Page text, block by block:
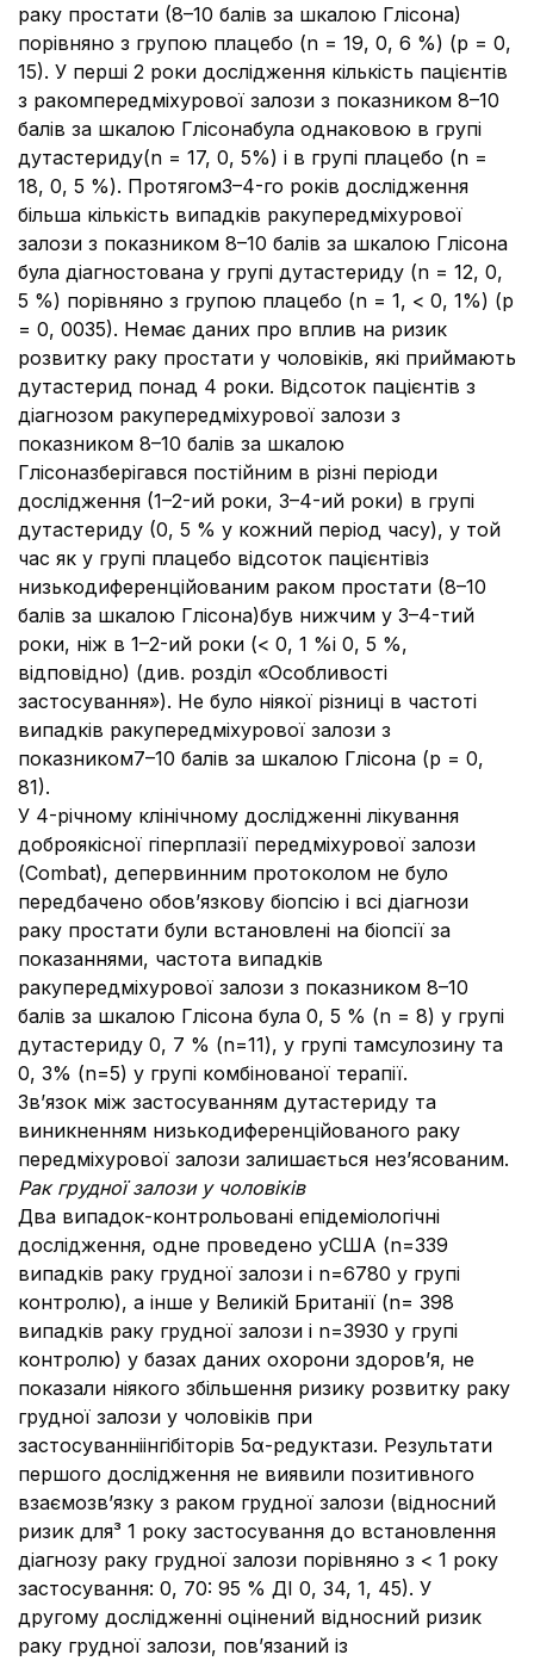
раку простати (8–10 балів за шкалою Глісона)
порівняно з групою плацебо (n = 19, 0, 6 %) (р = 0,
15). У перші 2 роки дослідження кількість пацієнтів
з ракомпередміхурової залози з показником 8–10
балів за шкалою Глісонабула однаковою в групі
дутастериду(n = 17, 0, 5%) і в групі плацебо (n =
18, 0, 5 %). Протягом3–4-го років дослідження
більша кількість випадків ракупередміхурової
залози з показником 8–10 балів за шкалою Глісона
була діагностована у групі дутастериду (n = 12, 0,
5 %) порівняно з групою плацебо (n = 1, < 0, 1%) (р
= 0, 0035). Немає даних про вплив на ризик
розвитку раку простати у чоловіків, які приймають
дутастерид понад 4 роки. Відсоток пацієнтів з
діагнозом ракупередміхурової залози з
показником 8–10 балів за шкалою
Глісоназберігався постійним в різні періоди
дослідження (1–2-ий роки, 3–4-ий роки) в групі
дутастериду (0, 5 % у кожний період часу), у той
час як у групі плацебо відсоток пацієнтівіз
низькодиференційованим раком простати (8–10
балів за шкалою Глісона)був нижчим у 3–4-тий
роки, ніж в 1–2-ий роки (< 0, 1 %і 0, 5 %,
відповідно) (див. розділ «Особливості
застосування»). Не було ніякої різниці в частоті
випадків ракупередміхурової залози з
показником7–10 балів за шкалою Глісона (р = 0,
81).
У 4-річному клінічному дослідженні лікування
доброякісної гіперплазії передміхурової залози
(Combat), депервинним протоколом не було
передбачено обов’язкову біопсію і всі діагнози
раку простати були встановлені на біопсії за
показаннями, частота випадків
ракупередміхурової залози з показником 8–10
балів за шкалою Глісона була 0, 5 % (n = 8) у групі
дутастериду 0, 7 % (n=11), у групі тамсулозину та
0, 3% (n=5) у групі комбінованої терапії.
Зв’язок між застосуванням дутастериду та
виникненням низькодиференційованого раку
передміхурової залози залишається нез’ясованим.
Рак грудної залози у чоловіків
Два випадок-контрольовані епідеміологічні
дослідження, одне проведено уСША (n=339
випадків раку грудної залози і n=6780 у групі
контролю), а інше у Великій Британії (n= 398
випадків раку грудної залози і n=3930 у групі
контролю) у базах даних охорони здоров’я, не
показали ніякого збільшення ризику розвитку раку
грудної залози у чоловіків при
застосуванніінгібіторів 5α-редуктази. Результати
першого дослідження не виявили позитивного
взаємозв’язку з раком грудної залози (відносний
ризик для³ 1 року застосування до встановлення
діагнозу раку грудної залози порівняно з < 1 року
застосування: 0, 70: 95 % ДІ 0, 34, 1, 45). У
другому дослідженні оцінений відносний ризик
раку грудної залози, пов’язаний із